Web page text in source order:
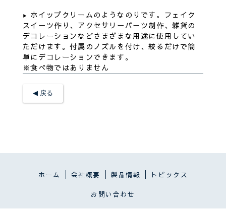
ホイップクリームのようなのりです。フェイク
スイーツ作り、アクセサリーパーツ制作、雑貨の
デコレーションなどさまざまな用途に使用してい
ただけます。付属のノズルを付け、絞るだけで簡
単にデコレーションできます。
※食べ物ではありません
◀︎ 戻る
ホーム 会社概要 製品情報 トピックス
お問い合わせ